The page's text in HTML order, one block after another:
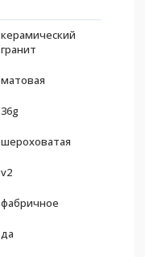
керамический
гранит
матовая
36g
шероховатая
v2
фабричное
да